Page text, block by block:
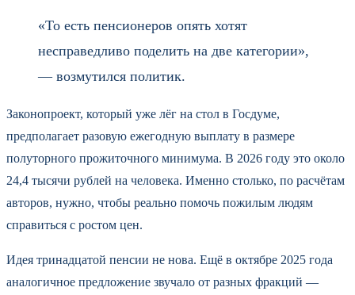
«То есть пенсионеров опять хотят
несправедливо поделить на две категории»,
— возмутился политик.
Законопроект, который уже лёг на стол в Госдуме,
предполагает разовую ежегодную выплату в размере
полуторного прожиточного минимума. В 2026 году это около
24,4 тысячи рублей на человека. Именно столько, по расчётам
авторов, нужно, чтобы реально помочь пожилым людям
справиться с ростом цен.
Идея тринадцатой пенсии не нова. Ещё в октябре 2025 года
аналогичное предложение звучало от разных фракций —